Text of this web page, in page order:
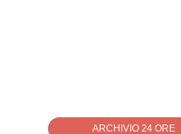
ARCHIVIO 24 ORE